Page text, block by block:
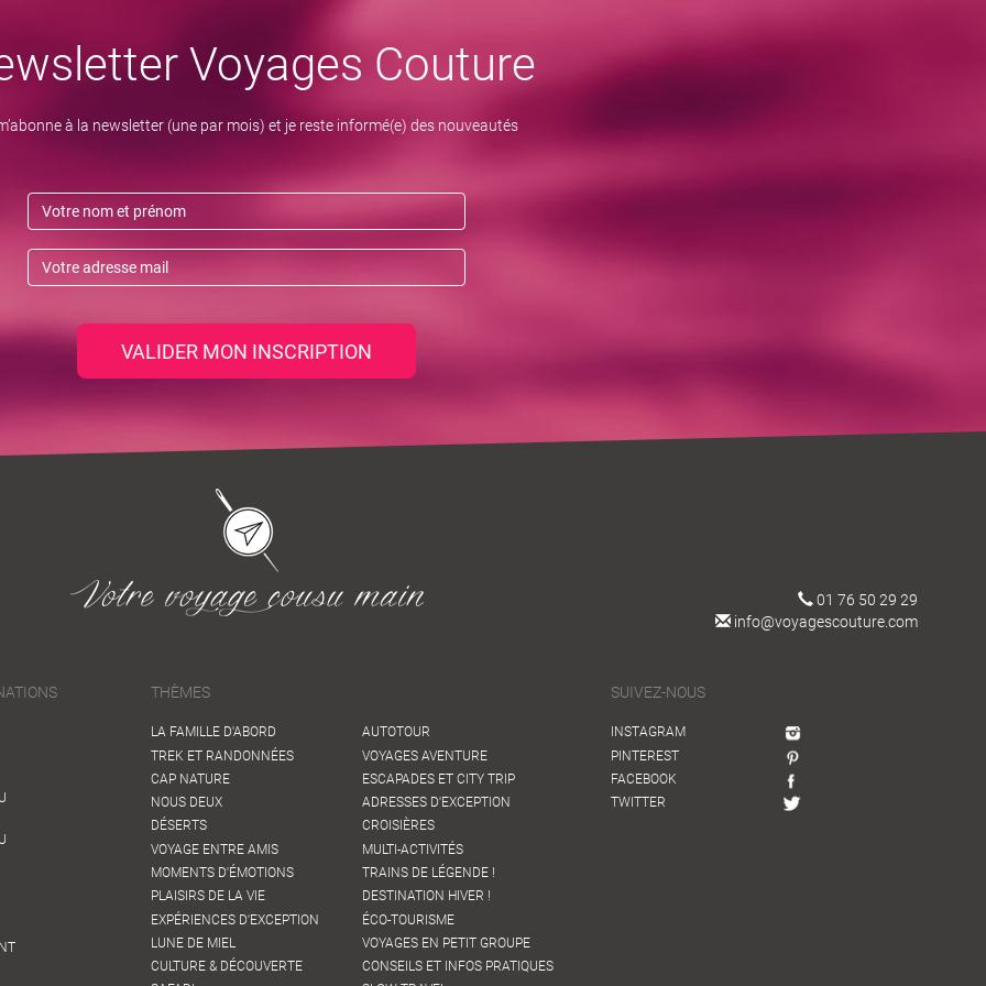
Voyages Couture
à la newsletter (une par mois) et je reste informé(e) des nouveautés
VALIDER MON INSCRIPTION
01 76 50 29 29
info@voyagescouture.com
THÈMES
LA FAMILLE D'ABORD
TREK ET RANDONNÉES
CAP NATURE
NOUS DEUX
DÉSERTS
VOYAGE ENTRE AMIS
MOMENTS D'ÉMOTIONS
PLAISIRS DE LA VIE
EXPÉRIENCES D'EXCEPTION
LUNE DE MIEL
CULTURE & DÉCOUVERTE
AUTOTOUR
VOYAGES AVENTURE
ESCAPADES ET CITY TRIP
ADRESSES D'EXCEPTION
CROISIÈRES
MULTI-ACTIVITÉS
TRAINS DE LÉGENDE !
DESTINATION HIVER !
ÉCO-TOURISME
VOYAGES EN PETIT GROUPE
CONSEILS ET INFOS PRATIQUES
SUIVEZ-NOUS
INSTAGRAM
PINTEREST
FACEBOOK
TWITTER